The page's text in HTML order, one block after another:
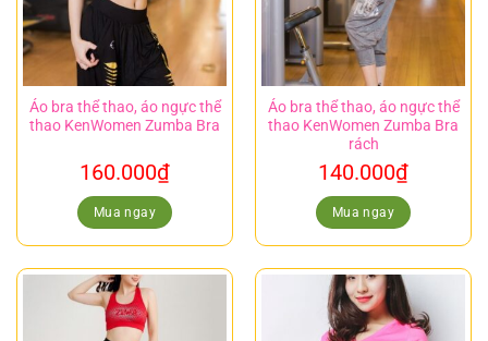
Áo bra thể thao, áo ngực thể
thao KenWomen Zumba Bra
160.000₫
Mua ngay
Áo bra thể thao, áo ngực thể
thao KenWomen Zumba Bra
rách
140.000₫
Mua ngay